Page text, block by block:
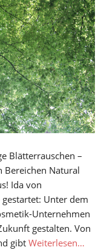
Blätterrauschen –
Bereichen Natural
Ida von
Unter dem
Unternehmen
gestalten. Von
gibt Weiterlesen…